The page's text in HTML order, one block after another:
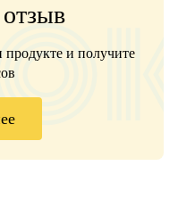
продукте и получите